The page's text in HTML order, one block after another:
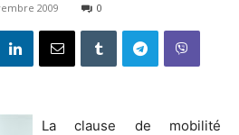
2009 0
La clause de mobilité